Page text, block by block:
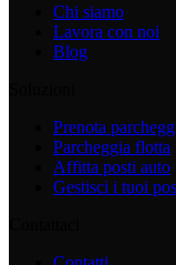
Chi siamo
Lavora con noi
Blog
Prenota
Parcheggia flotta
Affitta posti auto
Gestisci i tuoi